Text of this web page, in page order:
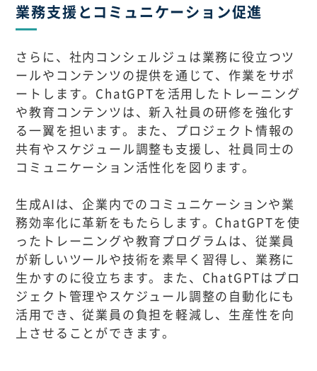
業務支援とコミュニケーション促進
さらに、社内コンシェルジュは業務に役立つツ
ールやコンテンツの提供を通じて、作業をサポ
ートします。ChatGPTを活用したトレーニング
や教育コンテンツは、新入社員の研修を強化す
る一翼を担います。また、プロジェクト情報の
共有やスケジュール調整も支援し、社員同士の
コミュニケーション活性化を図ります。
生成AIは、企業内でのコミュニケーションや業
務効率化に革新をもたらします。ChatGPTを使
ったトレーニングや教育プログラムは、従業員
が新しいツールや技術を素早く習得し、業務に
生かすのに役立ちます。また、ChatGPTはプロ
ジェクト管理やスケジュール調整の自動化にも
活用でき、従業員の負担を軽減し、生産性を向
上させることができます。